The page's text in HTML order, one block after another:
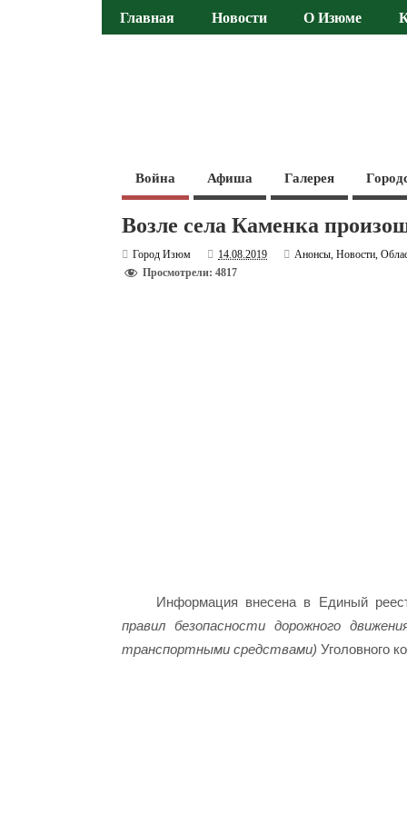
Главная Новости О Изюме
Война Афиша Галерея
Возле села Каменка
Город Изюм 14.08.2019 Анонсы,Новости,
Просмотрели: 4817
Информация внесена в Единый
правил безопасности дорожного
транспортными средствами) Уголовного